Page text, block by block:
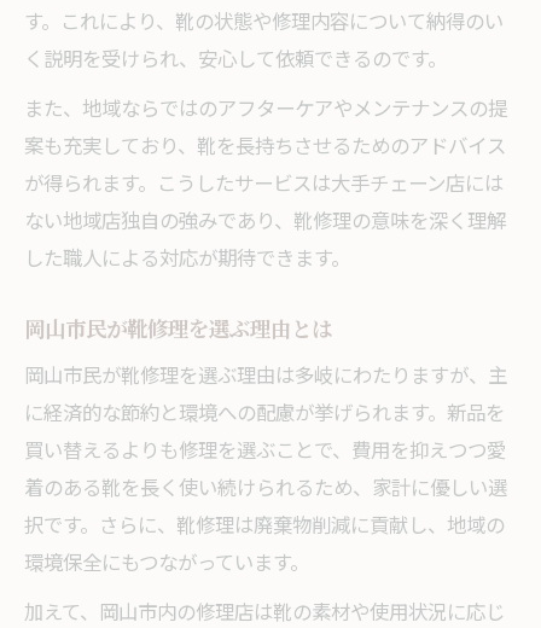
す。これにより、靴の状態や修理内容について納得のい
く説明を受けられ、安心して依頼できるのです。
また、地域ならではのアフターケアやメンテナンスの提
案も充実しており、靴を長持ちさせるためのアドバイス
が得られます。こうしたサービスは大手チェーン店には
ない地域店独自の強みであり、靴修理の意味を深く理解
した職人による対応が期待できます。
岡山市民が靴修理を選ぶ理由とは
岡山市民が靴修理を選ぶ理由は多岐にわたりますが、主
に経済的な節約と環境への配慮が挙げられます。新品を
買い替えるよりも修理を選ぶことで、費用を抑えつつ愛
着のある靴を長く使い続けられるため、家計に優しい選
択です。さらに、靴修理は廃棄物削減に貢献し、地域の
環境保全にもつながっています。
加えて、岡山市内の修理店は靴の素材や使用状況に応じ